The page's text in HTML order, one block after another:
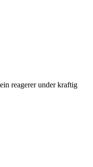
reagerer under kraftig